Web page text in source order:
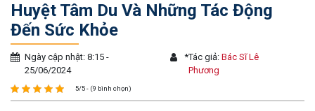
Huyệt Tâm Du Và Những Tác Động
Đến Sức Khỏe
Ngày cập nhật: 8:15 -
25/06/2024
*Tác giả:Bác Sĩ Lê
Phương
5/5 - (9 bình chọn)